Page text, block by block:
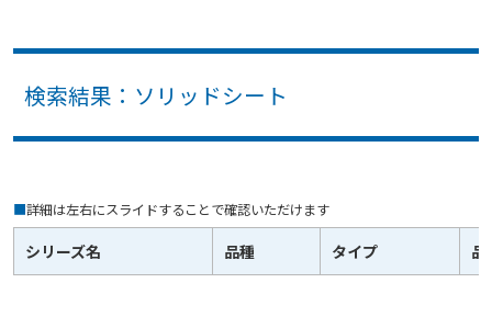
検索結果：ソリッドシート
■詳細は左右にスライドすることで確認いただけます
シリーズ名 品種 タイプ 品